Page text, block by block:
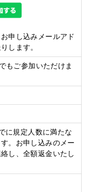
申し込みメールアド
します。
もご参加いただけま
に規定人数に満たな
。お申し込みのメー
し、全額返金いたし